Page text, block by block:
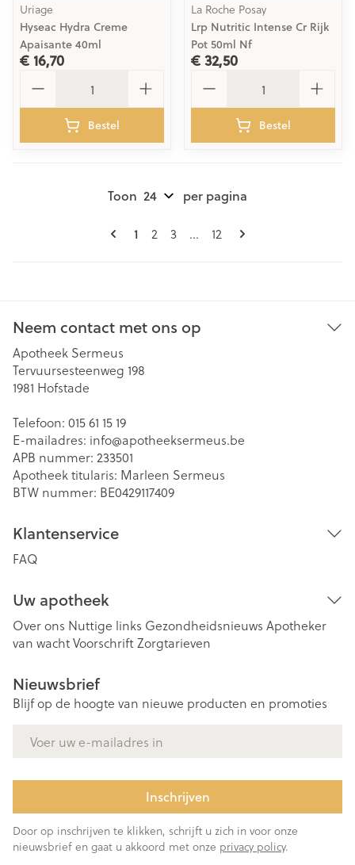
Uriage
Hyseac Hydra Creme
Apaisante 40ml
€ 16,70
Bestel
La Roche Posay
Lrp Nutritic Intense Cr Rijk
Pot 50ml Nf
€ 32,50
Bestel
Pagina's
U lees momenteel pagina
1 Pagina
2 Pagina
3 ... Pagina
12
Toon per pagina
Neem contact met ons op
Apotheek Sermeus
Tervuursesteenweg 198
1981 Hofstade
Telefoon: 015 61 15 19
E-mailadres: info@apotheeksermeus.be
APB nummer: 233501
Apotheek titularis: Marleen Sermeus
BTW nummer: BE0429117409
Klantenservice
FAQ
Uw apotheek
Over ons Nuttige links Gezondheidsnieuws Apotheker
van wachtVoorschriftZorgtarieven
Nieuwsbrief
Blijf op de hoogte van nieuwe producten en promoties
Inschrijven
Door op inschrijven te klikken, schrijft u zich in voor onze
nieuwsbrief en gaat u akkoord met onze privacy policy.